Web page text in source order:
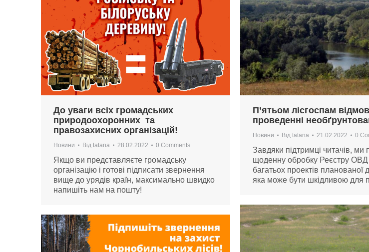
До уваги всіх громадських
природоохоронних та
правозахисних організацій!
Новини Від tatana 28.02.2022 0 Comments
Якщо ви представляєте громадську
організацію і готові підписати звернення
вище до урядів країн, максимально швидко
напишіть нам на пошту!
П’ятьом лісгоспам
проведенні
Новини Від tatana 21.02.2022 0
Завдяки підтримці читачів,
щоденну обробку Реєстру ОВД
багатьох проектів планованої
яка може бути шкідливою для